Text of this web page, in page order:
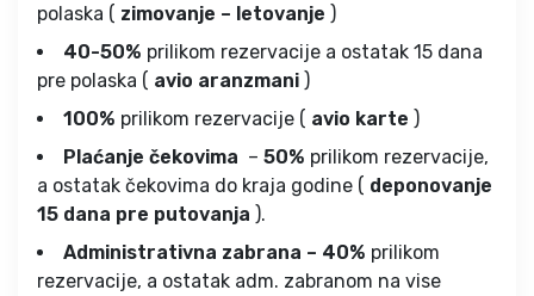
polaska ( zimovanje – letovanje )
40-50% prilikom rezervacije a ostatak 15 dana
pre polaska ( avio aranzmani )
100% prilikom rezervacije ( avio karte )
Plaćanje čekovima – 50% prilikom rezervacije,
a ostatak čekovima do kraja godine ( deponovanje
15 dana pre putovanja ).
Administrativna zabrana – 40% prilikom
rezervacije, a ostatak adm. zabranom na vise